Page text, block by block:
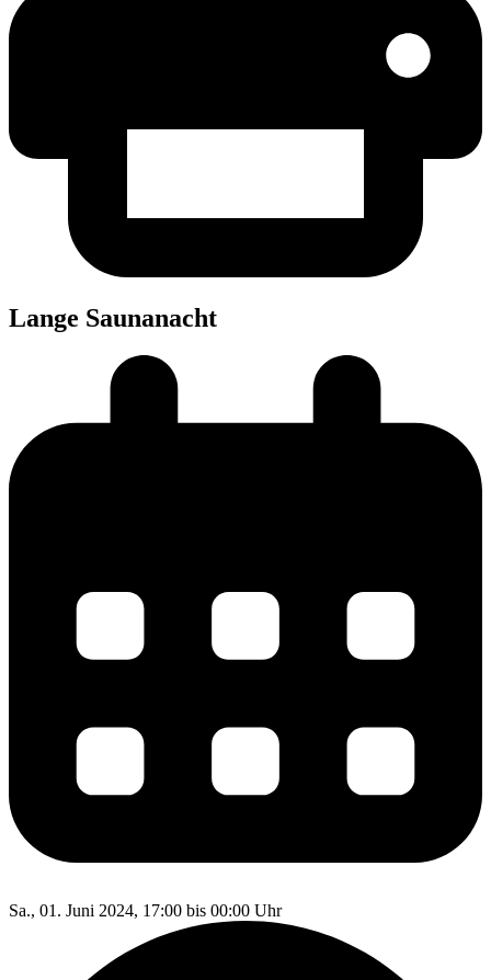
Lan­ge Saunanacht
Sa., 01. Juni 2024, 17:00 bis 00:00 Uhr